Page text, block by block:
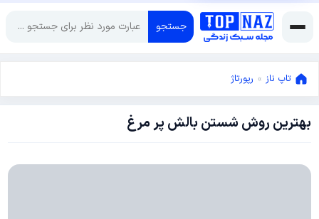
جستجو
تاپ ناز » رپورتاژ
بهترین روش شستن بالش پر مرغ
آگوست